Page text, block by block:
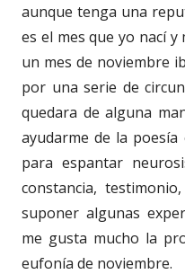
aunque tenga una
es el mes que yo nací
un mes de noviembre
por una serie de
quedara de alguna
ayudarme de la
para espantar
constancia,
suponer algunas
me gusta mucho la
eufonía de noviembre.